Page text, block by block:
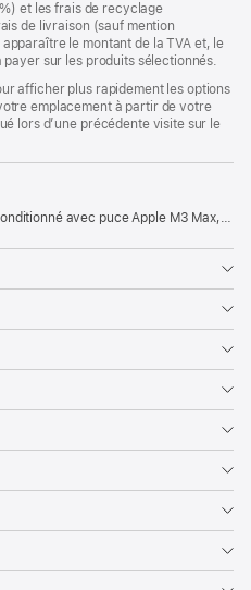
et les frais de recyclage
de livraison (sauf mention
le montant de la TVA et, le
sur les produits sélectionnés.
afficher plus rapidement les options
emplacement à partir de votre
lors d’une précédente visite sur le
Apple M3 Max, CPU 16 cœurs et GPU 40 cœurs - Argent